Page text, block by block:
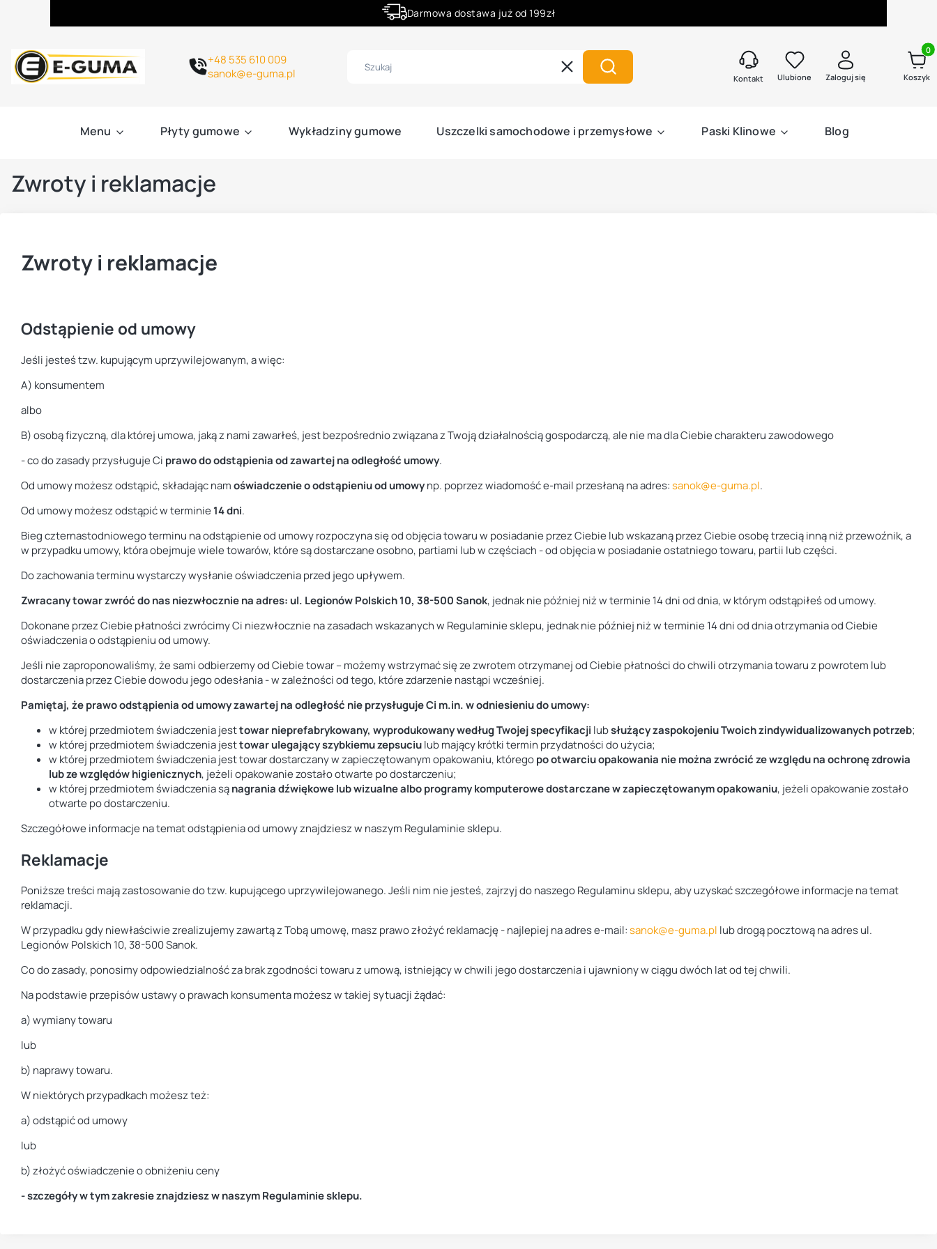
Darmowa dostawa już od 199zł
+48 535 610 009
sanok@e-guma.pl
Wyczyść Szukaj Kontakt Ulubione Zaloguj się Koszyk
Menu Płyty gumowe Wykładziny gumowe Uszczelki samochodowe i przemysłowe Paski Klinowe Blog
Zwroty i reklamacje
Zwroty i reklamacje
Odstąpienie od umowy
Jeśli jesteś tzw. kupującym uprzywilejowanym, a więc:
A) konsumentem
albo
B) osobą fizyczną, dla której umowa, jaką z nami zawarłeś, jest bezpośrednio związana z Twoją działalnością gospodarczą, ale nie ma dla Ciebie charakteru zawodowego
- co do zasady przysługuje Ci prawo do odstąpienia od zawartej na odległość umowy.
Od umowy możesz odstąpić, składając namoświadczenie o odstąpieniu od umowynp. poprzez wiadomość e-mail przesłaną na adres:sanok@e-guma.pl.
Od umowy możesz odstąpić w terminie14 dni.
Bieg czternastodniowego terminu na odstąpienie od umowy rozpoczyna się od objęcia towaru w posiadanie przez Ciebie lub wskazaną przez Ciebie osobę trzecią inną niż przewoźnik, a
w przypadku umowy, która obejmuje wiele towarów, które są dostarczane osobno, partiami lub w częściach - od objęcia w posiadanie ostatniego towaru, partii lub części.
Do zachowania terminu wystarczy wysłanie oświadczenia przed jego upływem.
Zwracany towar zwróć do nas niezwłocznie na adres: ul. Legionów Polskich 10, 38-500 Sanok, jednak nie później niż w terminie 14 dni od dnia, w którym odstąpiłeś od umowy.
Dokonane przez Ciebie płatności zwrócimy Ci niezwłocznie na zasadach wskazanych w Regulaminie sklepu, jednak nie później niż w terminie 14 dni od dnia otrzymania od Ciebie
oświadczenia o odstąpieniu od umowy.
Jeśli nie zaproponowaliśmy, że sami odbierzemy od Ciebie towar – możemy wstrzymać się ze zwrotem otrzymanej od Ciebie płatności do chwili otrzymania towaru z powrotem lub
dostarczenia przez Ciebie dowodu jego odesłania - w zależności od tego, które zdarzenie nastąpi wcześniej.
Pamiętaj, że prawo odstąpienia od umowy zawartej na odległość nie przysługuje Ci m.in. w odniesieniu do umowy:
w której przedmiotem świadczenia jesttowar nieprefabrykowany, wyprodukowany według Twojej specyfikacji lubsłużący zaspokojeniu Twoich zindywidualizowanych potrzeb;
w której przedmiotem świadczenia jesttowar ulegający szybkiemu zepsuciulub mający krótki termin przydatności do użycia;
w której przedmiotem świadczenia jest towar dostarczany w zapieczętowanym opakowaniu, któregopo otwarciu opakowania nie można zwrócić ze względu na ochronę zdrowia
lub ze względów higienicznych, jeżeli opakowanie zostało otwarte po dostarczeniu;
w której przedmiotem świadczenia sąnagrania dźwiękowe lub wizualne albo programy komputerowe dostarczane w zapieczętowanym opakowaniu, jeżeli opakowanie zostało
otwarte po dostarczeniu.
Szczegółowe informacje na temat odstąpienia od umowy znajdziesz w naszym Regulaminie sklepu.
Reklamacje
Poniższe treści mają zastosowanie do tzw. kupującego uprzywilejowanego. Jeśli nim nie jesteś, zajrzyj do naszego Regulaminu sklepu, aby uzyskać szczegółowe informacje na temat
reklamacji.
W przypadku gdy niewłaściwie zrealizujemy zawartą z Tobą umowę, masz prawo złożyć reklamację - najlepiej na adres e-mail:sanok@e-guma.pl lub drogą pocztową na adres ul.
Legionów Polskich 10, 38-500 Sanok.
Co do zasady, ponosimy odpowiedzialność za brak zgodności towaru z umową, istniejący w chwili jego dostarczenia i ujawniony w ciągu dwóch lat od tej chwili.
Na podstawie przepisów ustawy o prawach konsumenta możesz w takiej sytuacji żądać:
a) wymiany towaru
lub
b) naprawy towaru.
W niektórych przypadkach możesz też:
a) odstąpić od umowy
lub
b) złożyć oświadczenie o obniżeniu ceny
- szczegóły w tym zakresie znajdziesz w naszym Regulaminie sklepu.